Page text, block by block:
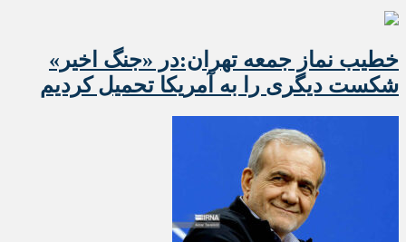
خطیب نماز جمعه تهران:در «جنگ اخیر»
شکست دیگری را به آمریکا تحمیل کردیم